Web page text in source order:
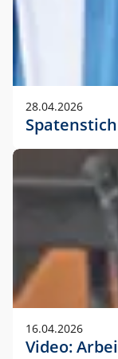
28.04.2026
16.04.2026
Video: